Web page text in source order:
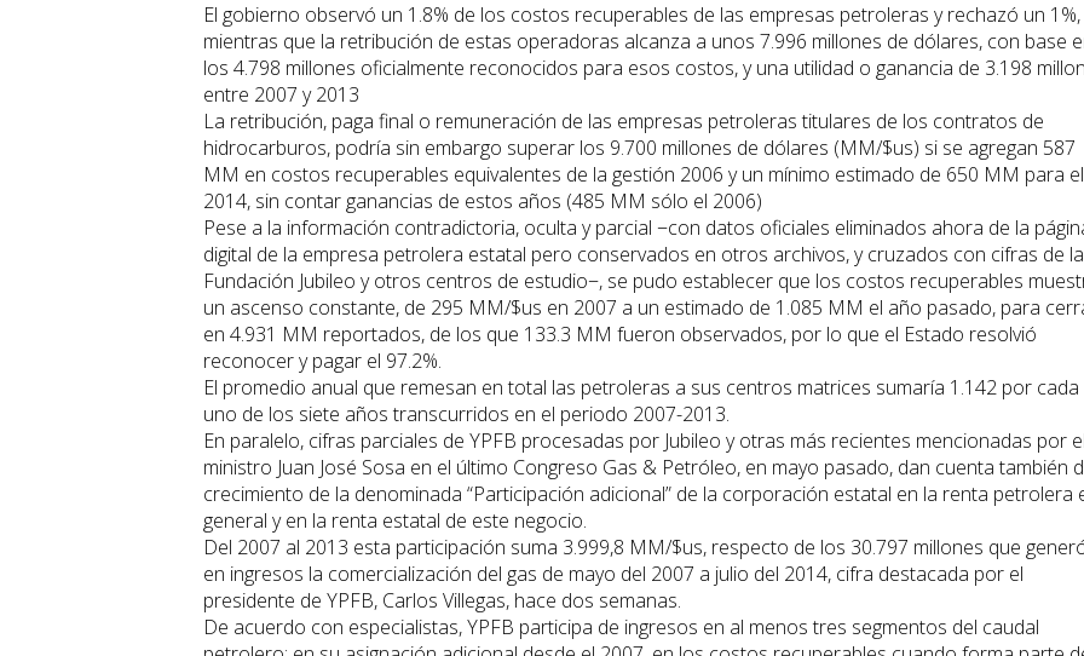
El gobierno observó un 1.8% de los costos recuperables de las empresas petroleras y rechazó un 1%,
mientras que la retribución de estas operadoras alcanza a unos 7.996 millones de dólares, con base
los 4.798 millones oficialmente reconocidos para esos costos, y una utilidad o ganancia de 3.198
entre 2007 y 2013
La retribución, paga final o remuneración de las empresas petroleras titulares de los contratos de
hidrocarburos, podría sin embargo superar los 9.700 millones de dólares (MM/$us) si se agregan 587
MM en costos recuperables equivalentes de la gestión 2006 y un mínimo estimado de 650 MM para el
2014, sin contar ganancias de estos años (485 MM sólo el 2006)
Pese a la información contradictoria, oculta y parcial −con datos oficiales eliminados ahora de la
digital de la empresa petrolera estatal pero conservados en otros archivos, y cruzados con cifras de la
Fundación Jubileo y otros centros de estudio−, se pudo establecer que los costos recuperables
un ascenso constante, de 295 MM/$us en 2007 a un estimado de 1.085 MM el año pasado, para
en 4.931 MM reportados, de los que 133.3 MM fueron observados, por lo que el Estado resolvió
reconocer y pagar el 97.2%.
El promedio anual que remesan en total las petroleras a sus centros matrices sumaría 1.142 por cada
uno de los siete años transcurridos en el periodo 2007-2013.
En paralelo, cifras parciales de YPFB procesadas por Jubileo y otras más recientes mencionadas por el
ministro Juan José Sosa en el último Congreso Gas & Petróleo, en mayo pasado, dan cuenta también
crecimiento de la denominada “Participación adicional” de la corporación estatal en la renta petrolera
general y en la renta estatal de este negocio.
Del 2007 al 2013 esta participación suma 3.999,8 MM/$us, respecto de los 30.797 millones que
en ingresos la comercialización del gas de mayo del 2007 a julio del 2014, cifra destacada por el
presidente de YPFB, Carlos Villegas, hace dos semanas.
De acuerdo con especialistas, YPFB participa de ingresos en al menos tres segmentos del caudal